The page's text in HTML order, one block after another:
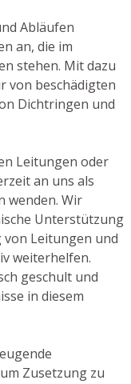
Abläufen
an, die im
stehen. Mit dazu
von beschädigten
Dichtringen und
Leitungen oder
an uns als
wenden. Wir
Unterstützung
Leitungen und
weiterhelfen.
geschult und
in diesem
Zusetzung zu